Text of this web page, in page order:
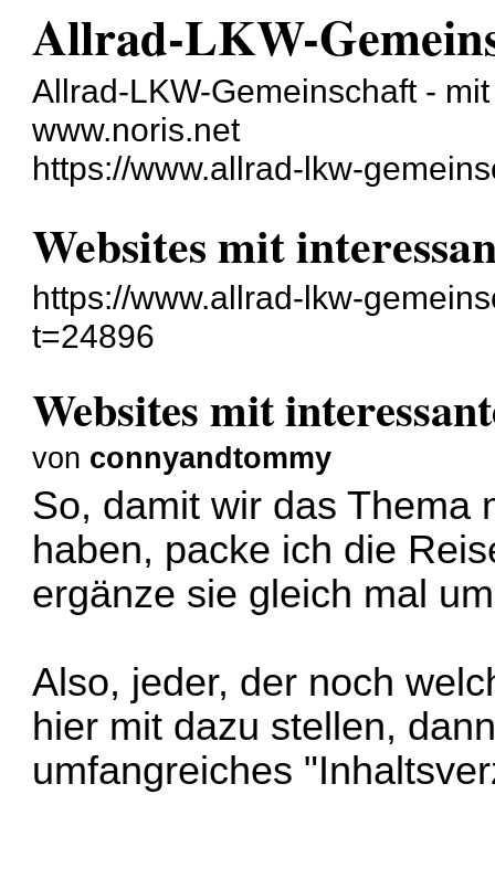
Allrad-LKW-
Allrad-LKW-Gemeinschaft -
www.noris.net
https://www.allrad-lkw-
Websites mit
https://www.allrad-lkw-
t=24896
Websites mit
von connyandtommy
So, damit wir das Thema
haben, packe ich die
ergänze sie gleich mal
Also, jeder, der noch
hier mit dazu stellen,
umfangreiches